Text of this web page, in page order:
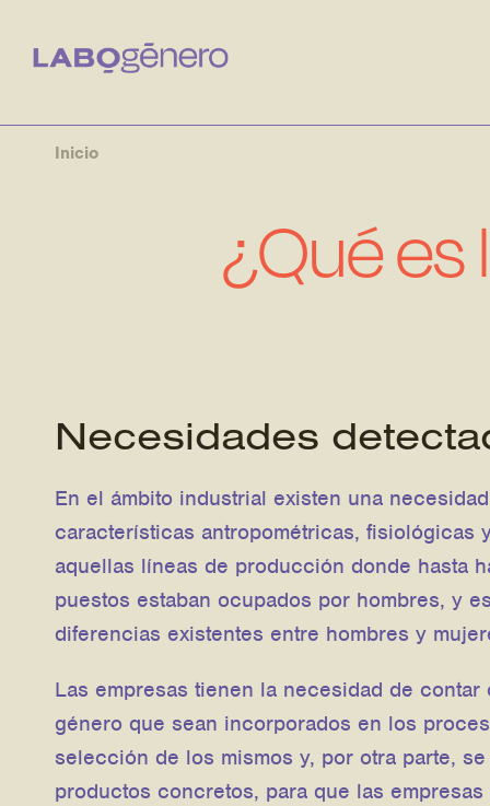
Inicio
¿Qué
Necesidades
En el ámbito industrial existen una
características antropométricas, fisiológicas
aquellas líneas de producción donde hasta
puestos estaban ocupados por hombres, y
diferencias existentes entre hombres y
Las empresas tienen la necesidad de
género que sean incorporados en los
selección de los mismos y, por otra parte,
productos concretos, para que las